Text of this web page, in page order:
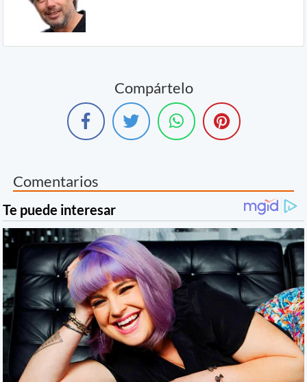
Compártelo
Comentarios